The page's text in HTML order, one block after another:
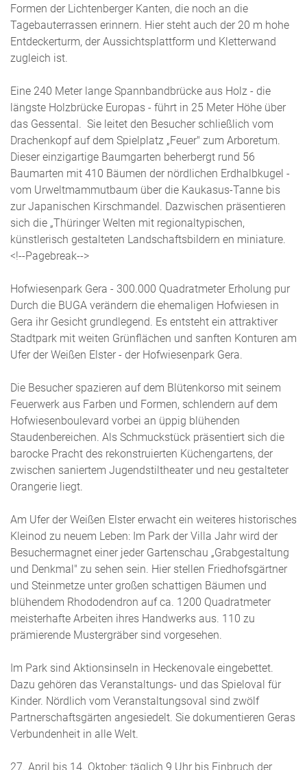
Formen der Lichtenberger Kanten, die noch an die
Tagebauterrassen erinnern. Hier steht auch der 20 m hohe
Entdeckerturm, der Aussichtsplattform und Kletterwand
zugleich ist.
Eine 240 Meter lange Spannbandbrücke aus Holz - die
längste Holzbrücke Europas - führt in 25 Meter Höhe über
das Gessental. Sie leitet den Besucher schließlich vom
Drachenkopf auf dem Spielplatz „Feuer" zum Arboretum.
Dieser einzigartige Baumgarten beherbergt rund 56
Baumarten mit 410 Bäumen der nördlichen Erdhalbkugel -
vom Urweltmammutbaum über die Kaukasus-Tanne bis
zur Japanischen Kirschmandel. Dazwischen präsentieren
sich die „Thüringer Welten mit regionaltypischen,
künstlerisch gestalteten Landschaftsbildern en miniature.
<!--Pagebreak-->
Hofwiesenpark Gera - 300.000 Quadratmeter Erholung pur
Durch die BUGA verändern die ehemaligen Hofwiesen in
Gera ihr Gesicht grundlegend. Es entsteht ein attraktiver
Stadtpark mit weiten Grünflächen und sanften Konturen am
Ufer der Weißen Elster - der Hofwiesenpark Gera.
Die Besucher spazieren auf dem Blütenkorso mit seinem
Feuerwerk aus Farben und Formen, schlendern auf dem
Hofwiesenboulevard vorbei an üppig blühenden
Staudenbereichen. Als Schmuckstück präsentiert sich die
barocke Pracht des rekonstruierten Küchengartens, der
zwischen saniertem Jugendstiltheater und neu gestalteter
Orangerie liegt.
Am Ufer der Weißen Elster erwacht ein weiteres historisches
Kleinod zu neuem Leben: Im Park der Villa Jahr wird der
Besuchermagnet einer jeder Gartenschau „Grabgestaltung
und Denkmal" zu sehen sein. Hier stellen Friedhofsgärtner
und Steinmetze unter großen schattigen Bäumen und
blühendem Rhododendron auf ca. 1200 Quadratmeter
meisterhafte Arbeiten ihres Handwerks aus. 110 zu
prämierende Mustergräber sind vorgesehen.
Im Park sind Aktionsinseln in Heckenovale eingebettet.
Dazu gehören das Veranstaltungs- und das Spieloval für
Kinder. Nördlich vom Veranstaltungsoval sind zwölf
Partnerschaftsgärten angesiedelt. Sie dokumentieren Geras
Verbundenheit in alle Welt.
27. April bis 14. Oktober: täglich 9 Uhr bis Einbruch der